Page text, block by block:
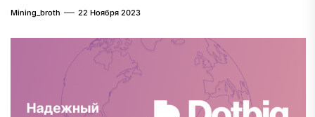
Mining_broth 22 Ноября 2023